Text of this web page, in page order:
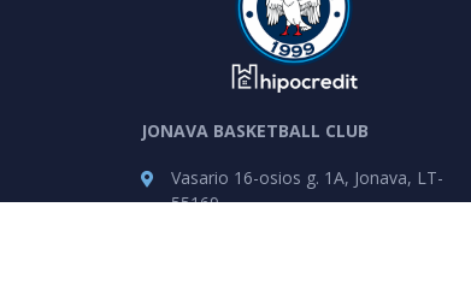
JONAVA BASKETBALL CLUB
Vasario 16-osios g. 1A, Jonava, LT-
55169